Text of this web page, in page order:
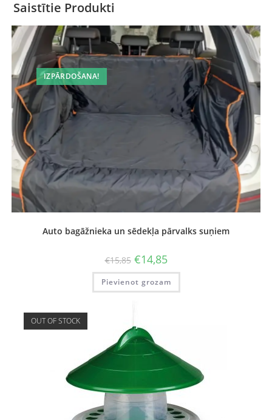
Saistītie Produkti
IZPĀRDOŠANA!
Auto bagāžnieka un sēdekļa pārvalks suņiem
€15,85 €14,85
Pievienot grozam
OUT OF STOCK